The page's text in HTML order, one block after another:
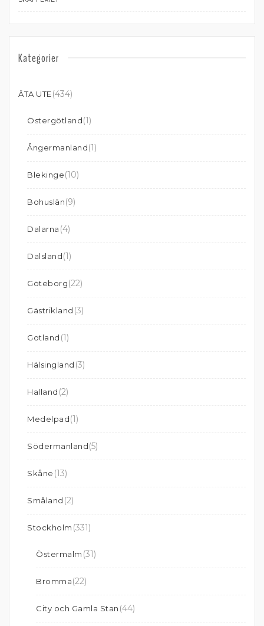
Kategorier
ÄTA UTE(434)
Östergötland(1)
Ångermanland(1)
Blekinge(10)
Bohuslän(9)
Dalarna (4)
Dalsland(1)
Göteborg(22)
Gästrikland (3)
Gotland (1)
Hälsingland (3)
Halland (2)
Medelpad(1)
Södermanland(5)
Skåne (13)
Småland (2)
Stockholm (331)
Östermalm (31)
Bromma(22)
City och Gamla Stan (44)